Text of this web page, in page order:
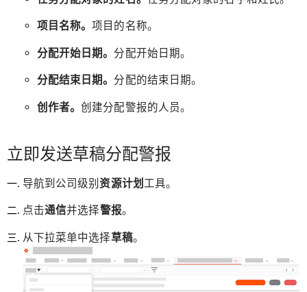
项目名称。项目的名称。
分配开始日期。 分配开始日期。
分配结束日期。 分配的结束日期。
创作者。创建分配警报的人员。
立即发送草稿分配警报
导航到公司级别资源计划 工具。
点击通信并选择警报。
从下拉菜单中选择草稿。